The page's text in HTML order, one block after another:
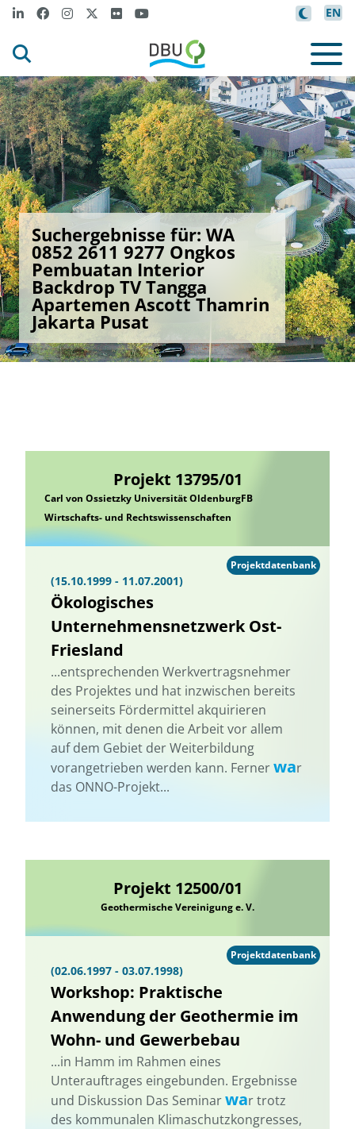
EN
Suchergebnisse für: WA
0852 2611 9277 Ongkos
Pembuatan Interior
Backdrop TV Tangga
Apartemen Ascott Thamrin
Jakarta Pusat
Projekt 13795/01
Carl von Ossietzky Universität OldenburgFB
Wirtschafts- und Rechtswissenschaften
(15.10.1999 - 11.07.2001)
Ökologisches
Unternehmensnetzwerk Ost-
Friesland
...entsprechenden Werkvertragsnehmer
des Projektes und hat inzwischen bereits
seinerseits Fördermittel akquirieren
können, mit denen die Arbeit vor allem
auf dem Gebiet der Weiterbildung
vorangetrieben werden kann. Fernerwar
das ONNO-Projekt...
Projektdatenbank
Projekt 12500/01
Geothermische Vereinigung e. V.
(02.06.1997 - 03.07.1998)
Workshop: Praktische
Anwendung der Geothermie im
Wohn- und Gewerbebau
...in Hamm im Rahmen eines
Unterauftrages eingebunden. Ergebnisse
und Diskussion Das Seminarwar trotz
des kommunalen Klimaschutzkongresses,
Projektdatenbank